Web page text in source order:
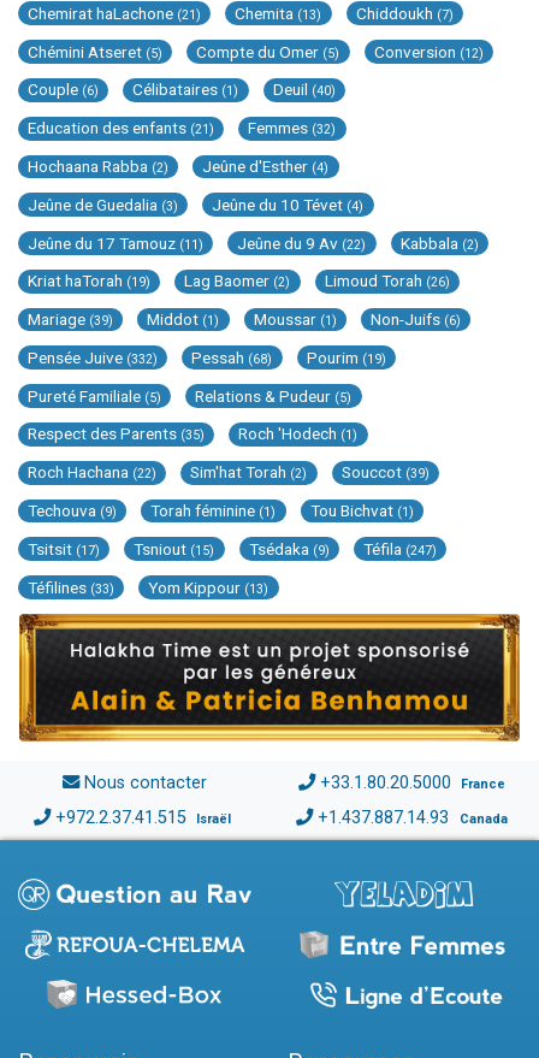
Chemirat haLachone (21) Chemita (13) Chiddoukh (7)
Chémini Atseret (5) Compte du Omer (5) Conversion (12)
Couple (6) Célibataires (1) Deuil (40)
Education des enfants (21) Femmes (32)
Hochaana Rabba (2) Jeûne d'Esther (4)
Jeûne de Guedalia (3) Jeûne du 10 Tévet (4)
Jeûne du 17 Tamouz (11) Jeûne du 9 Av (22) Kabbala (2)
Kriat haTorah (19) Lag Baomer (2) Limoud Torah (26)
Mariage (39) Middot (1) Moussar (1) Non-Juifs (6)
Pensée Juive (332) Pessah (68) Pourim (19)
Pureté Familiale (5) Relations & Pudeur (5)
Respect des Parents (35) Roch 'Hodech (1)
Roch Hachana (22) Sim'hat Torah (2) Souccot (39)
Techouva (9) Torah féminine (1) Tou Bichvat (1)
Tsitsit (17) Tsniout (15) Tsédaka (9) Téfila (247)
Téfilines (33) Yom Kippour (13)
Nous contacter +33.1.80.20.5000 France
+972.2.37.41.515 Israël +1.437.887.14.93 Canada